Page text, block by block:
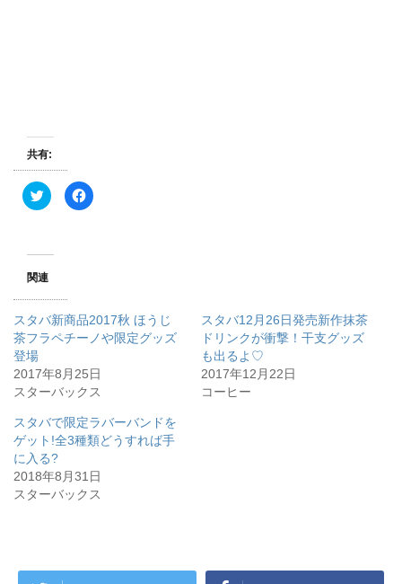
共有:
ク
リ
T
i
t
r
で
共
(
新
し
い
ィ
ン
ド
ウ
で
開
き
ま
F
a
る
に
は
リ
ッ
ク
し
く
だ
さ
新
し
い
開
関連
スタバ新商品2017秋 ほうじ
茶フラペチーノや限定グッズ
登場
2017年8月25日
スターバックス
スタバ12月26日発売新作抹茶
ドリンクが衝撃！干支グッズ
も出るよ♡
2017年12月22日
コーヒー
スタバで限定ラバーバンドを
ゲット!全3種類どうすれば手
に入る?
2018年8月31日
スターバックス